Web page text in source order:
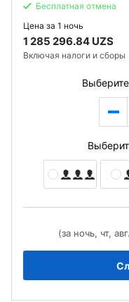
Бесплатная отмена
Цена за 1 ночь
1 285 296.84 UZS
Включая налоги и сборы
(за ночь, чт,